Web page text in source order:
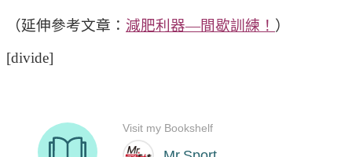
（延伸參考文章： 減肥利器—間歇訓練！ ）
[divide]